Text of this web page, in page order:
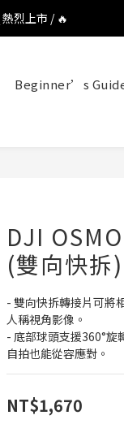
烈上市 / 🔥
烈上市 / 🔥
裝 \ 時尚上市 / 🔥
Beginner’s
DJI
(雙向快拆)
- 雙向快拆轉接片可將
人稱視角影像。
- 底部球頭支援360°旋
自拍也能從容應對。
NT$1,670